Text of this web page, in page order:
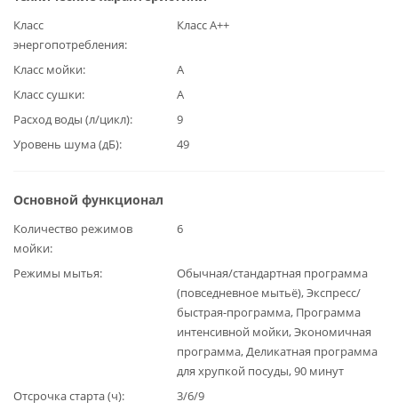
Класс
энергопотребления
Класс А++
Класс мойки
А
Класс сушки
А
Расход воды (л/цикл)
9
Уровень шума (дБ)
49
Основной функционал
Количество режимов
мойки
6
Режимы мытья
Обычная/стандартная программа
(повседневное мытьё), Экспресс/
быстрая-программа, Программа
интенсивной мойки, Экономичная
программа, Деликатная программа
для хрупкой посуды, 90 минут
Отсрочка старта (ч)
3/6/9